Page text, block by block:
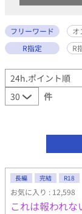
フリーワード
オ
R指定
R
件
長編 完結 R18
お気に入り : 12,598
これは報われな